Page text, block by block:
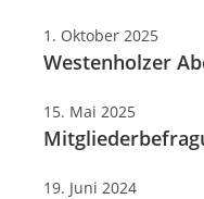
1. Oktober 2025
Westenholzer
15. Mai 2025
19. Juni 2024